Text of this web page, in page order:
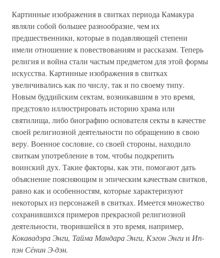
Картинные изображения в свитках периода Камакура
являли собой большее разнообразие, чем их
предшественники, которые в подавляющей степени
имели отношение к повествованиям и рассказам. Теперь
религия и война стали частым предметом для этой формы
искусства. Картинные изображения в свитках
увеличивались как по числу, так и по своему типу.
Новым буддийским сектам, возникавшим в это время,
предстояло иллюстрировать историю храма или
святилища, либо биографию основателя секты в качестве
своей религиозной деятельности по обращению в свою
веру. Военное сословие, со своей стороны, находило
свиткам употребление в том, чтобы подкрепить
воинский дух. Такие факторы, как эти, помогают дать
объяснение поясняющим и эпическим качествам свитков,
равно как и особенностям, которые характеризуют
некоторых из персонажей в свитках. Имеется множество
сохранившихся примеров прекрасной религиозной
деятельности, творившейся в это время, например,
Кокавадэра Энги, Тайма Мандара Энги, Кэгон Энгии Ип-
пэн Сёнин Э-дэн.